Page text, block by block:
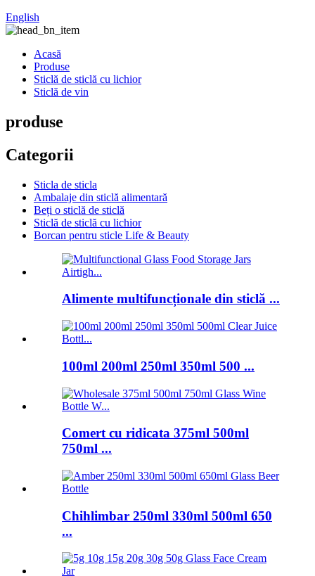
English
Acasă
Produse
Sticlă de sticlă cu lichior
Sticlă de vin
produse
Categorii
Sticla de sticla
Ambalaje din sticlă alimentară
Beți o sticlă de sticlă
Sticlă de sticlă cu lichior
Borcan pentru sticle Life & Beauty
Alimente multifuncționale din sticlă ...
100ml 200ml 250ml 350ml 500 ...
Comert cu ridicata 375ml 500ml
750ml ...
Chihlimbar 250ml 330ml 500ml 650
...